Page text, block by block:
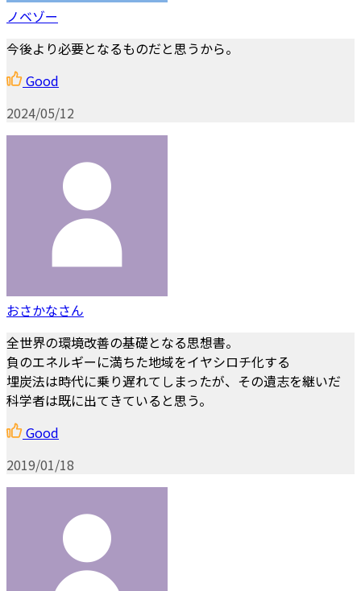
ノベゾー
今後より必要となるものだと思うから。
Good
2024/05/12
おさかなさん
全世界の環境改善の基礎となる思想書。
負のエネルギーに満ちた地域をイヤシロチ化する
埋炭法は時代に乗り遅れてしまったが、その遺志を継いだ
科学者は既に出てきていると思う。
Good
2019/01/18